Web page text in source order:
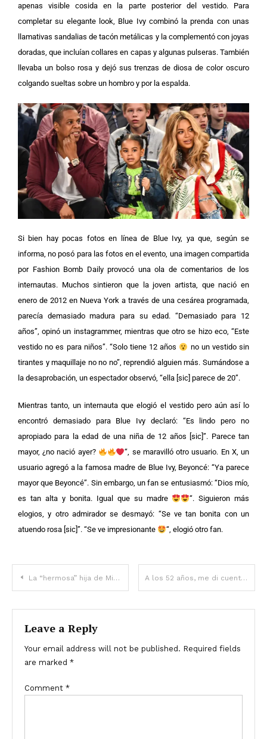
apenas visible cosida en la parte posterior del vestido. Para
completar su elegante look, Blue Ivy combinó la prenda con unas
llamativas sandalias de tacón metálicas y la complementó con joyas
doradas, que incluían collares en capas y algunas pulseras. También
llevaba un bolso rosa y dejó sus trenzas de diosa de color oscuro
colgando sueltas sobre un hombro y por la espalda.
Si bien hay pocas fotos en línea de Blue Ivy, ya que, según se
informa, no posó para las fotos en el evento, una imagen compartida
por Fashion Bomb Daily provocó una ola de comentarios de los
internautas. Muchos sintieron que la joven artista, que nació en
enero de 2012 en Nueva York a través de una cesárea programada,
parecía demasiado madura para su edad. “Demasiado para 12
años”, opinó un instagrammer, mientras que otro se hizo eco, “Este
vestido no es para niños”. “Solo tiene 12 años
no un vestido sin
tirantes y maquillaje no no no”, reprendió alguien más. Sumándose a
la desaprobación, un espectador observó, “ella [sic] parece de 20”.
Mientras tanto, un internauta que elogió el vestido pero aún así lo
encontró demasiado para Blue Ivy declaró: “Es lindo pero no
apropiado para la edad de una niña de 12 años [sic]”. Parece tan
mayor, ¿no nació ayer?
“, se maravilló otro usuario. En X, un
usuario agregó a la famosa madre de Blue Ivy, Beyoncé: “Ya parece
mayor que Beyoncé”. Sin embargo, un fan se entusiasmó: “Dios mío,
es tan alta y bonita. Igual que su madre
“.Siguieron más
elogios, y otro admirador se desmayó: “Se ve tan bonita con un
atuendo rosa [sic]”. “Se ve impresionante
“, elogió otro fan.
La “hermosa” hija de Michael Landon tenía el pelo rosa – Fotos de la actriz de 41 años A los 52 años, me di cuenta de que mi vida se había convertido en un desastre por culpa de mi familia — Historia del día
Leave a Reply
Your email address will not be published. Required fields
are marked *
Comment *